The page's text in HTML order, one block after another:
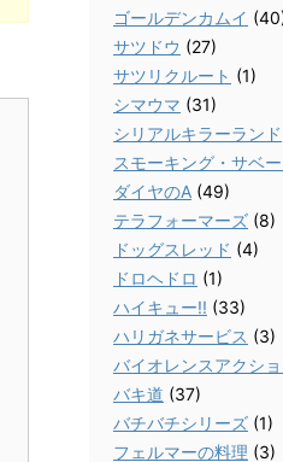
ゴールデンカムイ
サツドウ (27)
サツリクルート (1)
シマウマ (31)
シリアルキラーランド
スモーキング・サベ
ダイヤのA (49)
テラフォーマーズ (8)
ドッグスレッド (4)
ドロヘドロ (1)
ハイキュー!! (33)
ハリガネサービス (3)
バイオレンスアクシ
バキ道 (37)
バチバチシリーズ (1)
フェルマーの料理 (3)